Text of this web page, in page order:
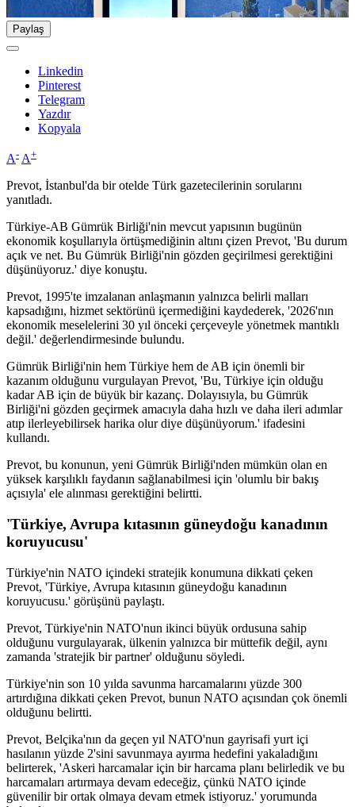
Paylaş
Linkedin
Pinterest
Telegram
Yazdır
Kopyala
A- A+
Prevot, İstanbul'da bir otelde Türk gazetecilerinin sorularını
yanıtladı.
Türkiye-AB Gümrük Birliği'nin mevcut yapısının bugünün
ekonomik koşullarıyla örtüşmediğinin altını çizen Prevot, 'Bu durum
açık ve net. Bu Gümrük Birliği'nin gözden geçirilmesi gerektiğini
düşünüyoruz.' diye konuştu.
Prevot, 1995'te imzalanan anlaşmanın yalnızca belirli malları
kapsadığını, hizmet sektörünü içermediğini kaydederek, '2026'nın
ekonomik meselelerini 30 yıl önceki çerçeveyle yönetmek mantıklı
değil.' değerlendirmesinde bulundu.
Gümrük Birliği'nin hem Türkiye hem de AB için önemli bir
kazanım olduğunu vurgulayan Prevot, 'Bu, Türkiye için olduğu
kadar AB için de büyük bir kazanç. Dolayısıyla, bu Gümrük
Birliği'ni gözden geçirmek amacıyla daha hızlı ve daha ileri adımlar
atıp ilerleyebilirsek harika olur diye düşünüyorum.' ifadesini
kullandı.
Prevot, bu konunun, yeni Gümrük Birliği'nden mümkün olan en
yüksek karşılıklı faydanın sağlanabilmesi için 'olumlu bir bakış
açısıyla' ele alınması gerektiğini belirtti.
'Türkiye, Avrupa kıtasının güneydoğu kanadının
koruyucusu'
Türkiye'nin NATO içindeki stratejik konumuna dikkati çeken
Prevot, 'Türkiye, Avrupa kıtasının güneydoğu kanadının
koruyucusu.' görüşünü paylaştı.
Prevot, Türkiye'nin NATO'nun ikinci büyük ordusuna sahip
olduğunu vurgulayarak, ülkenin yalnızca bir müttefik değil, aynı
zamanda 'stratejik bir partner' olduğunu söyledi.
Türkiye'nin son 10 yılda savunma harcamalarını yüzde 300
artırdığına dikkati çeken Prevot, bunun NATO açısından çok önemli
olduğunu belirtti.
Prevot, Belçika'nın da geçen yıl NATO'nun gayrisafi yurt içi
hasılanın yüzde 2'sini savunmaya ayırma hedefini yakaladığını
belirterek, 'Askeri harcamalar için bir harcama planı belirledik ve bu
harcamaları artırmaya devam edeceğiz, çünkü NATO içinde
güvenilir bir ortak olmaya devam etmek istiyoruz.' yorumunda